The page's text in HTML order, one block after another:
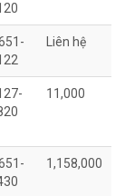
Liên hệ
11,000
1,158,000